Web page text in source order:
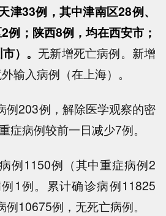
津33例，其中津南区28例、
例；陕西8例，均在西安市；
）。 无新增死亡病例。新增
输入病例（在上海）。
例203例，解除医学观察的密
症病例较前一日减少7例。
例1150例（其中重症病例2
1例。累计确诊病例11825
10675例，无死亡病例。